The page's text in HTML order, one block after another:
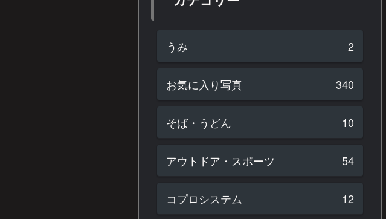
うみ 2
お気に入り写真 340
そば・うどん 10
アウトドア・スポーツ 54
コプロシステム 12